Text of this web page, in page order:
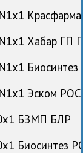
Хабар ГП
Эском РОС
БЗМП БЛР
Биосинтез